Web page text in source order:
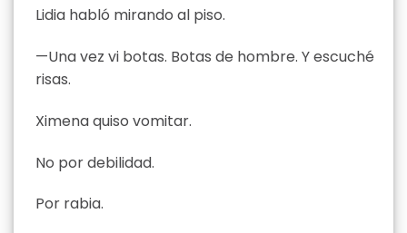
Lidia habló mirando al piso.
—Una vez vi botas. Botas de hombre. Y escuché
risas.
Ximena quiso vomitar.
No por debilidad.
Por rabia.